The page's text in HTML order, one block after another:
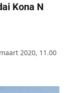
Kona N
2020, 11.00